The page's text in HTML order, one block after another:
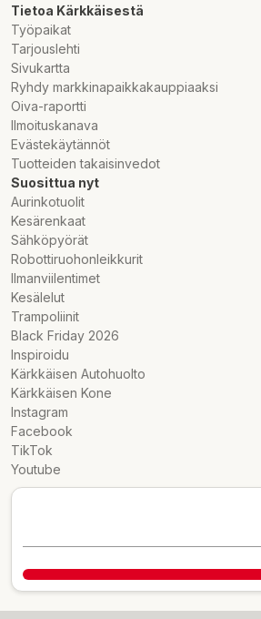
Tietoa Kärkkäisestä
Työpaikat
Tarjouslehti
Sivukartta
Ryhdy markkinapaikkakauppiaaksi
Oiva-raportti
Ilmoituskanava
Evästekäytännöt
Tuotteiden takaisinvedot
Suosittua nyt
Aurinkotuolit
Kesärenkaat
Sähköpyörät
Robottiruohonleikkurit
Ilmanviilentimet
Kesälelut
Trampoliinit
Black Friday 2026
Inspiroidu
Kärkkäisen Autohuolto
Kärkkäisen Kone
Instagram
Facebook
TikTok
Youtube